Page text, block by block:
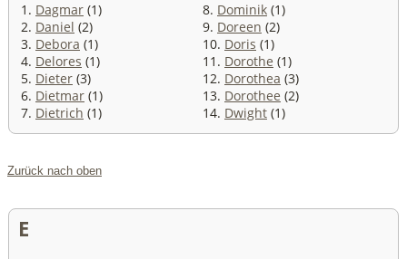
1. Dagmar (1)
2. Daniel (2)
3. Debora (1)
4. Delores (1)
5. Dieter (3)
6. Dietmar (1)
7. Dietrich (1)
8. Dominik (1)
9. Doreen (2)
10. Doris (1)
11. Dorothe (1)
12. Dorothea (3)
13. Dorothee (2)
14. Dwight (1)
Zurück nach oben
E